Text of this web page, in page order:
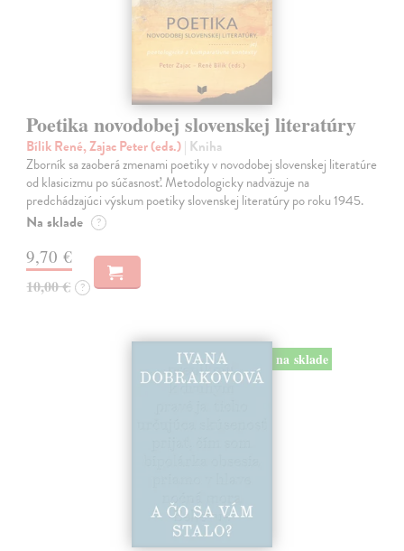
Poetika novodobej slovenskej literatúry
Bílik René, Zajac Peter (eds.)| Kniha
Zborník sa zaoberá zmenami poetiky v novodobej slovenskej literatúre
od klasicizmu po súčasnosť. Metodologicky nadväzuje na
predchádzajúci výskum poetiky slovenskej literatúry po roku 1945.
Na sklade ?
9,70 €
10,00 € ?
na sklade